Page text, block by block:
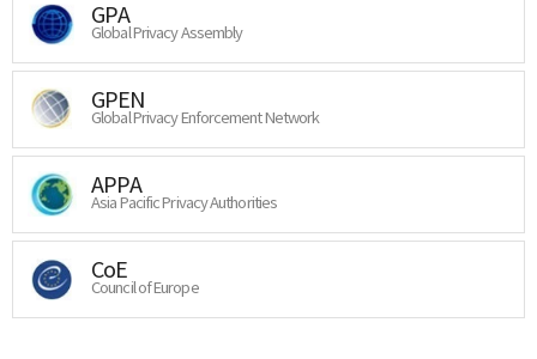
GPA
Global Privacy Assembly
GPEN
Global Privacy Enforcement Network
APPA
Asia Pacific Privacy Authorities
CoE
Council of Europe